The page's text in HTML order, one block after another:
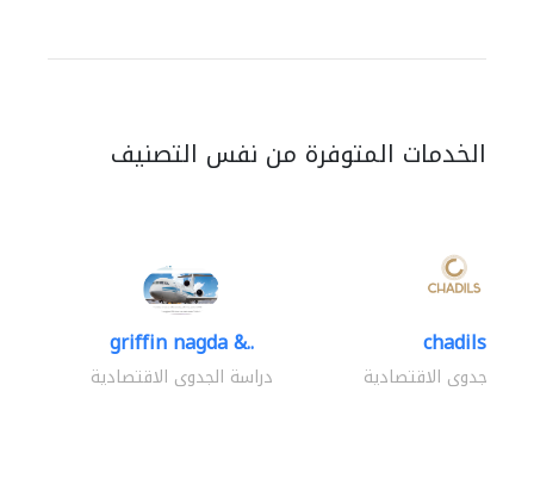
الخدمات المتوفرة من نفس التصنيف
griffin nagda &..
دراسة الجدوى الاقتصادية
chadils
الجدوى الاقتصادية